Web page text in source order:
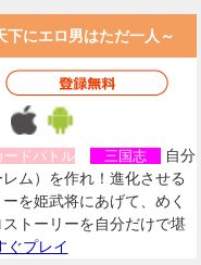
下にエロ男はただ一人～
ードバトル 三国志
自分
ム）を作れ！進化させる
を姫武将にあげて、めく
トーリーを自分だけで堪
ぐプレイ